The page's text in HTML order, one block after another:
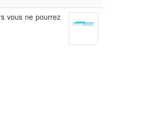
vous ne pourrez